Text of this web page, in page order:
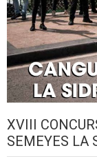
XVIII
SEMEYES LA